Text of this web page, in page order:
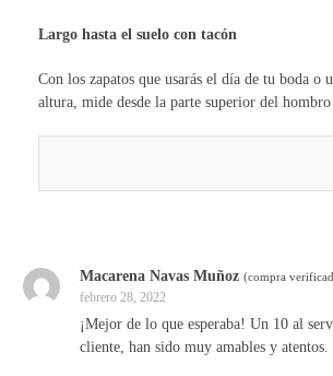
Largo hasta el suelo con tacón
Con los zapatos que usarás el día de tu boda o
altura, mide desde la parte superior del hombro
Macarena Navas Muñoz (compra
febrero 28, 2022
¡Mejor de lo que esperaba! Un 10 al
cliente, han sido muy amables y